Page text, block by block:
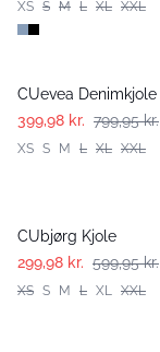
XS S M L XL XXL
CUevea Denimkjole
399,98 kr. 799,95 kr.
XS S M L XL XXL
CUbjørg Kjole
299,98 kr. 599,95 kr.
XS S M L XL XXL